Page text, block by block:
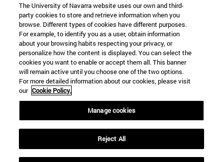
BUSCADOR NOTICIAS
Desde
Hasta
The University of Navarra website uses our own and third-
party cookies to store and retrieve information when you
browse. Different types of cookies have different purposes.
For example, to identify you as a user, obtain information
about your browsing habits respecting your privacy, or
personalize how the content is displayed. You can select the
cookies you want to enable or accept them all. This banner
will remain active until you choose one of the two options.
For more detailed information about our cookies, please visit
our Cookie Policy.
Manage cookies
Reject All